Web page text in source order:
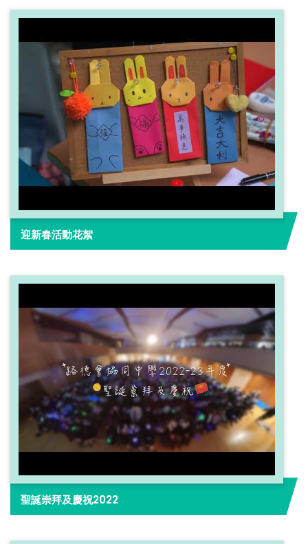
迎新春活動花絮
聖誕崇拜及慶祝2022